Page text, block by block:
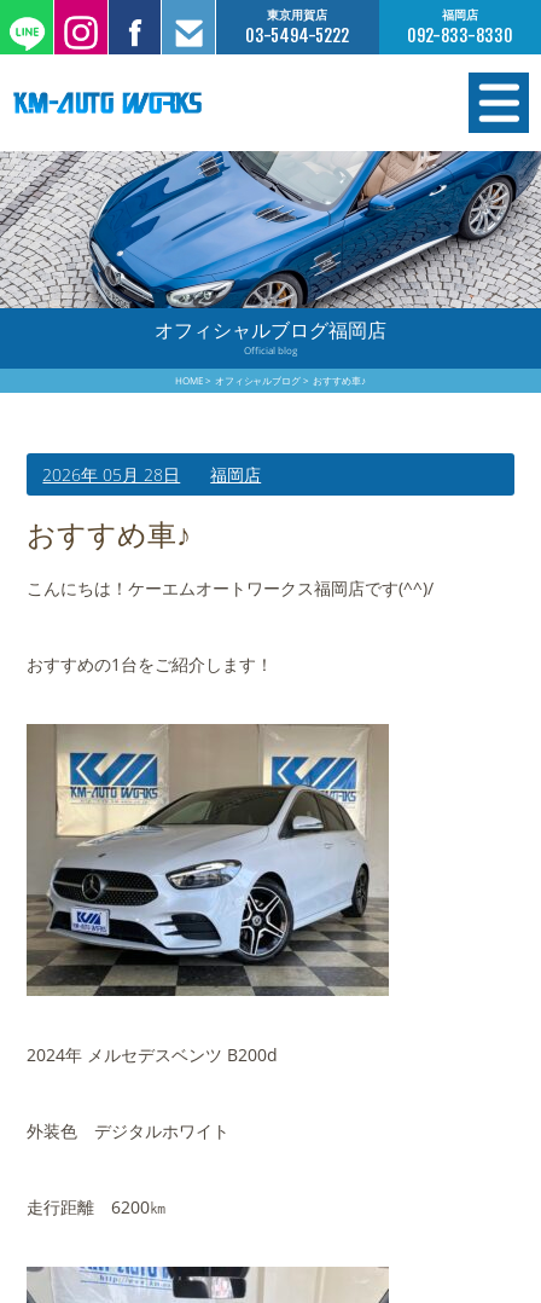
東京用賀店
03-5494-5222
福岡店
092-833-8330
在庫情報
オーダー販売
工場サービス
保証について
買取査定のご案内
会社概要
オフィシャルブログ福岡店
Official blog
HOME オフィシャルブログ おすすめ車♪
2026年 05月 28日 福岡店
おすすめ車♪
こんにちは！ケーエムオートワークス福岡店です(^^)/
おすすめの1台をご紹介します！
2024年 メルセデスベンツ B200d
外装色 デジタルホワイト
走行距離 6200㎞